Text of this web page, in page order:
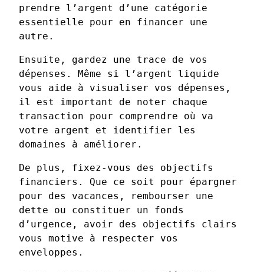
prendre l’argent d’une catégorie
essentielle pour en financer une
autre.
Ensuite, gardez une trace de vos
dépenses. Même si l’argent liquide
vous aide à visualiser vos dépenses,
il est important de noter chaque
transaction pour comprendre où va
votre argent et identifier les
domaines à améliorer.
De plus, fixez-vous des objectifs
financiers. Que ce soit pour épargner
pour des vacances, rembourser une
dette ou constituer un fonds
d’urgence, avoir des objectifs clairs
vous motive à respecter vos
enveloppes.